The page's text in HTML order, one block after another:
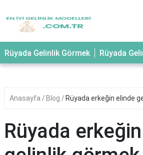
Rüyada Gelinlik Görmek Rüyada
Anasayfa Blog Rüyada erkeğin elinde
Rüyada